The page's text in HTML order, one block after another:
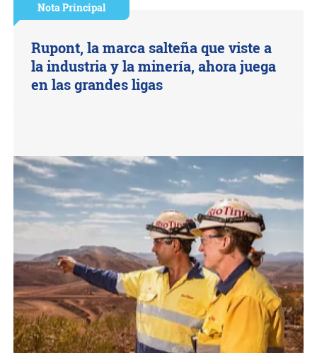
Nota Principal
Rupont, la marca salteña que viste a
la industria y la minería, ahora juega
en las grandes ligas